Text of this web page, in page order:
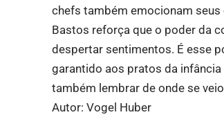
chefs também emocionam seus
Bastos reforça que o poder da
despertar sentimentos. É esse
garantido aos pratos da
também lembrar de onde se
Autor: Vogel Huber